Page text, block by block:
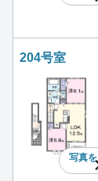
204号室
写真を